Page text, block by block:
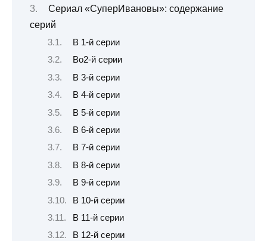
Сериал «СуперИвановы»: содержание
серий
В 1-й серии
Во2-й серии
В 3-й серии
В 4-й серии
В 5-й серии
В 6-й серии
В 7-й серии
В 8-й серии
В 9-й серии
В 10-й серии
В 11-й серии
В 12-й серии